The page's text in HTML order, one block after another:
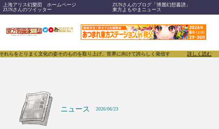
上海アリス幻樂団 ホームページ
ZUNさんのブログ「博麗幻想書譜」
ZUNさんのツイッター
東方よもやまニュース
文化の姿そのものを取り上げ、世界に向けて誇らしく発信することで、東方Projectのみなら
詳しく読む
ニュース 2026/06/23